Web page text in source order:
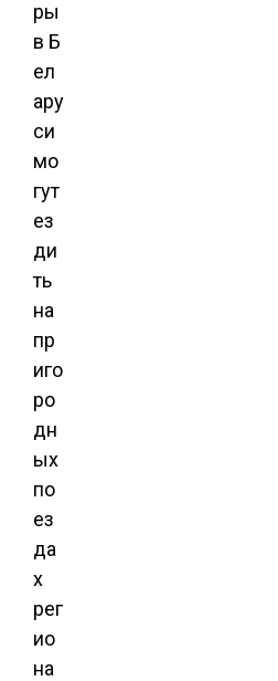
ры
в Б
ел
ару
си
мо
гут
ез
ди
ть
на
пр
иго
ро
дн
ых
по
ез
да
х
рег
ио
на